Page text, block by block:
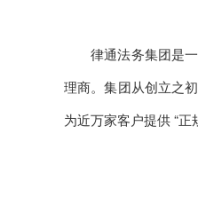
律通法务集团是
理商。集团从创立之
为近万家客户提供 “